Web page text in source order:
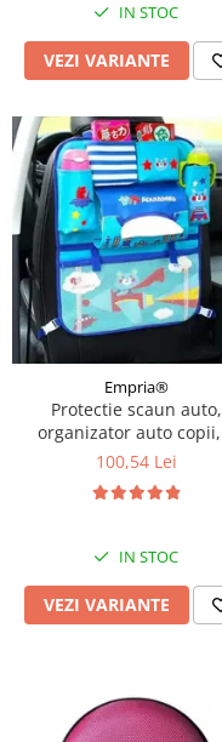
IN STOC
VEZI VARIANTE
Empria®
Protectie scaun auto,
organizator auto
buzunare, Empria, 54x43
100,54 Lei
IN STOC
VEZI VARIANTE